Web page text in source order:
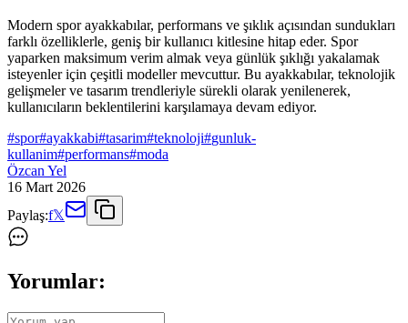
Modern spor ayakkabılar, performans ve şıklık açısından sundukları
farklı özelliklerle, geniş bir kullanıcı kitlesine hitap eder. Spor
yaparken maksimum verim almak veya günlük şıklığı yakalamak
isteyenler için çeşitli modeller mevcuttur. Bu ayakkabılar, teknolojik
gelişmeler ve tasarım trendleriyle sürekli olarak yenilenerek,
kullanıcıların beklentilerini karşılamaya devam ediyor.
#spor#ayakkabi#tasarim#teknoloji#gunluk-
kullanim#performans#moda
Özcan Yel
16 Mart 2026
Paylaş:f𝕏
Yorumlar: